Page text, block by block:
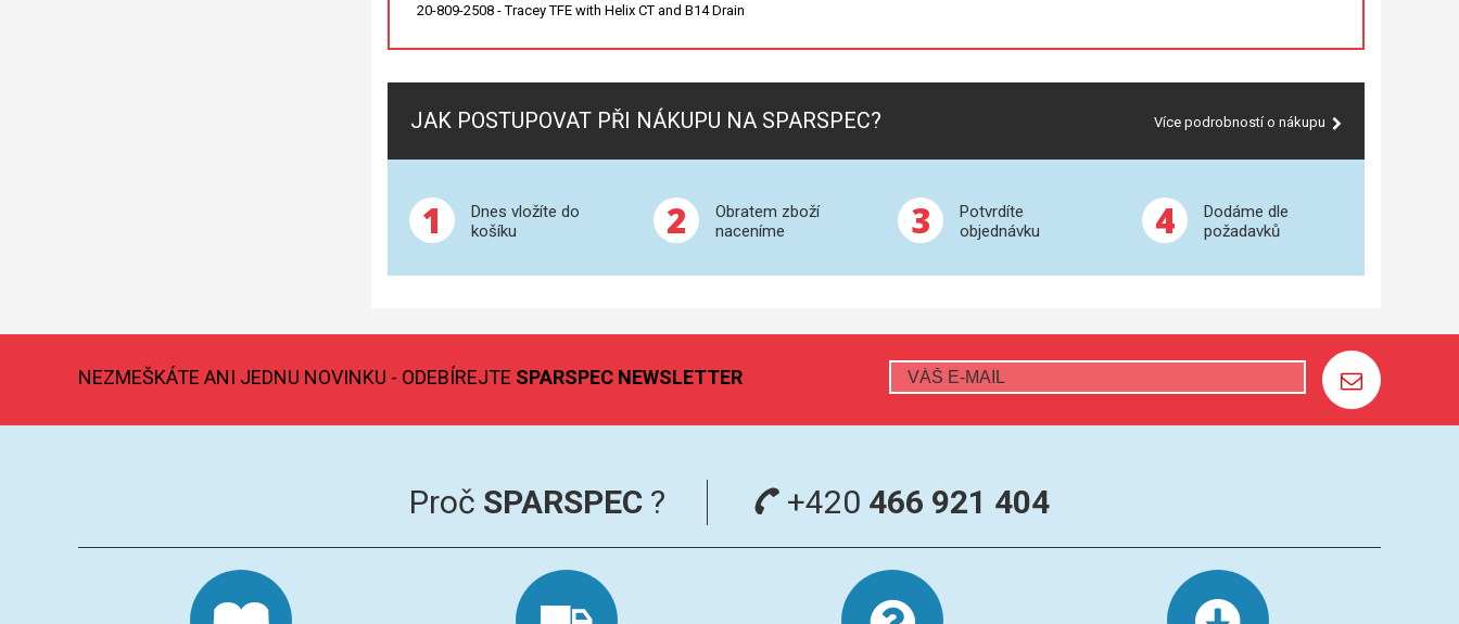
20-809-2508 - Tracey TFE with Helix CT and B14 Drain
JAK POSTUPOVAT PŘI NÁKUPU NA SPARSPEC? Více podrobností o nákupu
1
Dnes vložíte do
košíku
2
Obratem zboží
naceníme
3
Potvrdíte
objednávku
4
Dodáme dle
požadavků
NEZMEŠKÁTE ANI JEDNU NOVINKU - ODEBÍREJTE SPARSPEC NEWSLETTER
Proč SPARSPEC ? +420 466 921 404